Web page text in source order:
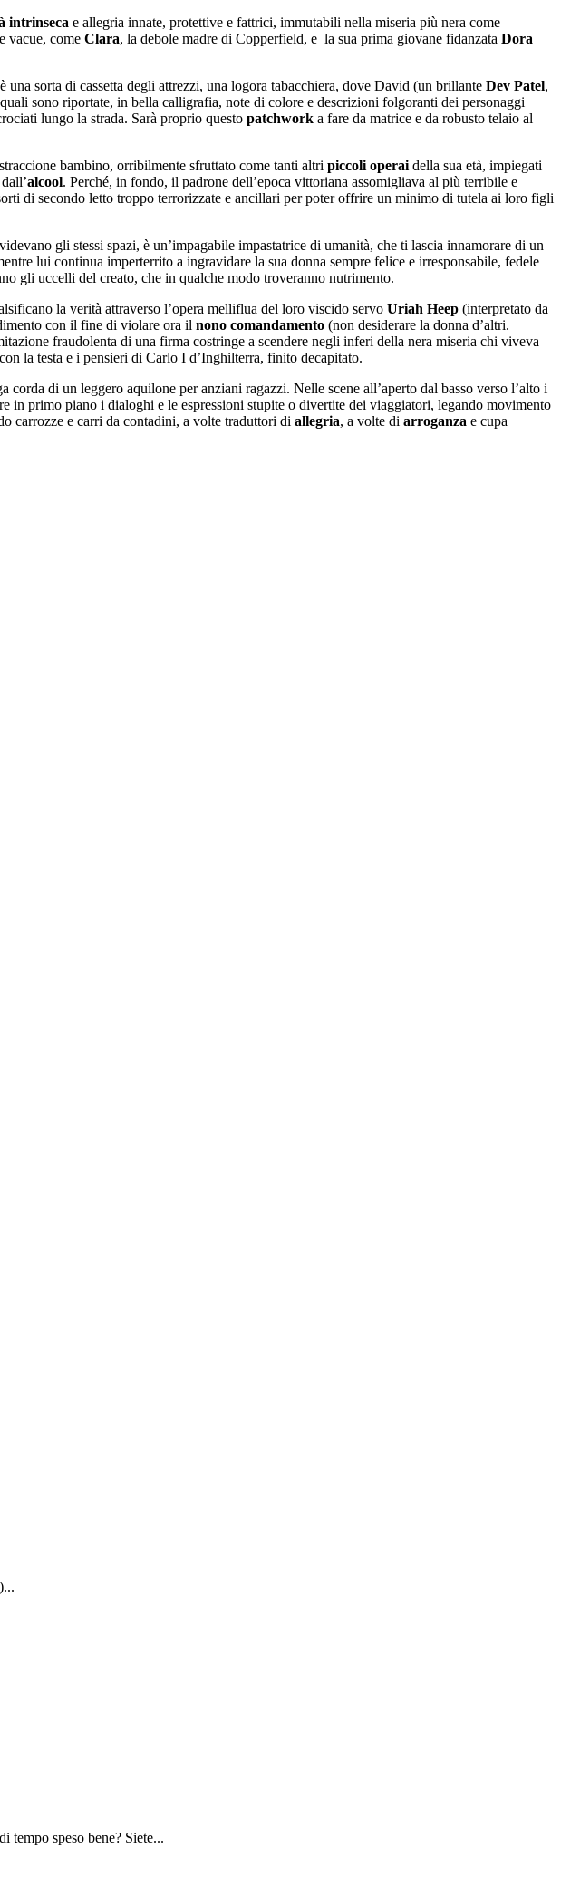
intrinseca e allegria innate, protettive e fattrici, immutabili nella miseria più nera come
vacue, come Clara, la debole madre di Copperfield, e la sua prima giovane fidanzata Dora
sorta di cassetta degli attrezzi, una logora tabacchiera, dove David (un brillante Dev Patel,
sono riportate, in bella calligrafia, note di colore e descrizioni folgoranti dei personaggi
lungo la strada. Sarà proprio questo patchwork a fare da matrice e da robusto telaio al
bambino, orribilmente sfruttato come tanti altri piccoli operai della sua età, impiegati
alcool. Perché, in fondo, il padrone dell’epoca vittoriana assomigliava al più terribile e
di secondo letto troppo terrorizzate e ancillari per poter offrire un minimo di tutela ai loro figli
gli stessi spazi, è un’impagabile impastatrice di umanità, che ti lascia innamorare di un
lui continua imperterrito a ingravidare la sua donna sempre felice e irresponsabile, fedele
gli uccelli del creato, che in qualche modo troveranno nutrimento.
la verità attraverso l’opera melliflua del loro viscido servo Uriah Heep (interpretato da
con il fine di violare ora il nono comandamento (non desiderare la donna d’altri.
fraudolenta di una firma costringe a scendere negli inferi della nera miseria chi viveva
con la testa e i pensieri di Carlo I d’Inghilterra, finito decapitato.
corda di un leggero aquilone per anziani ragazzi. Nelle scene all’aperto dal basso verso l’alto i
in primo piano i dialoghi e le espressioni stupite o divertite dei viaggiatori, legando movimento
carrozze e carri da contadini, a volte traduttori di allegria, a volte di arroganza e cupa
)...
tempo speso bene? Siete...